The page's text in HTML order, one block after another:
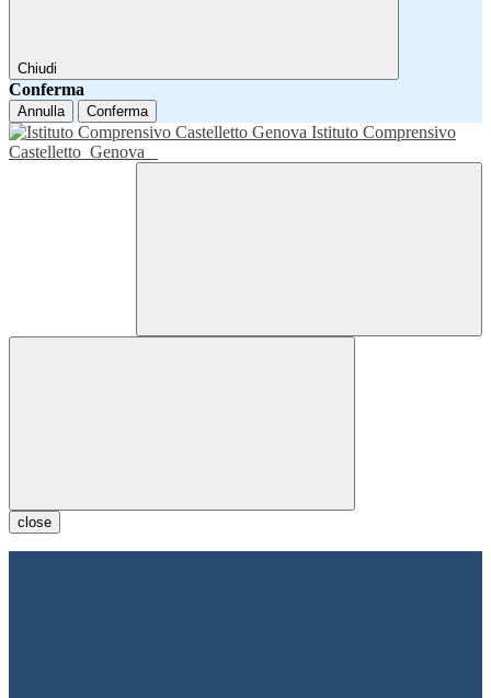
Chiudi
Conferma
Annulla Conferma
Istituto Comprensivo
Castelletto Genova
close